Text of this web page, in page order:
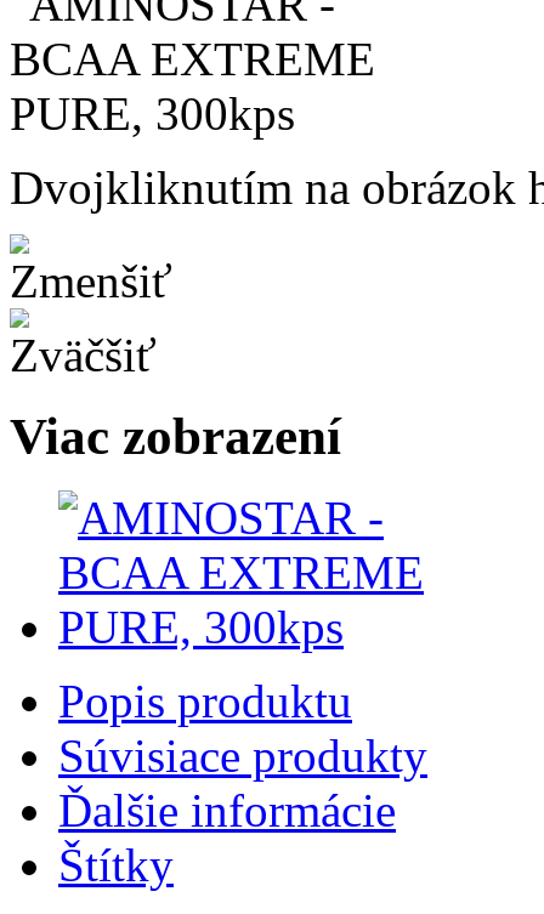
Dvojkliknutím na obrázok
Viac zobrazení
Popis produktu
Súvisiace produkty
Ďalšie informácie
Štítky